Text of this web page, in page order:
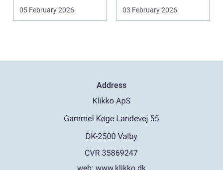
05 February 2026
og livmoderha...
03 February 2026
Address